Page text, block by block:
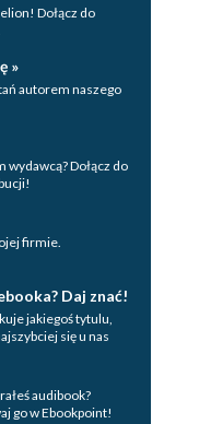
Dołącz do
»
autorem naszego
wydawcą? Dołącz do
firmie.
Daj znać!
jakiegoś tytulu,
się u nas
audibook?
go w Ebookpoint!